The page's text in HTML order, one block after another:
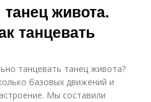
живота.
танцевать
танцевать танец живота?
базовых движений и
Мы составили